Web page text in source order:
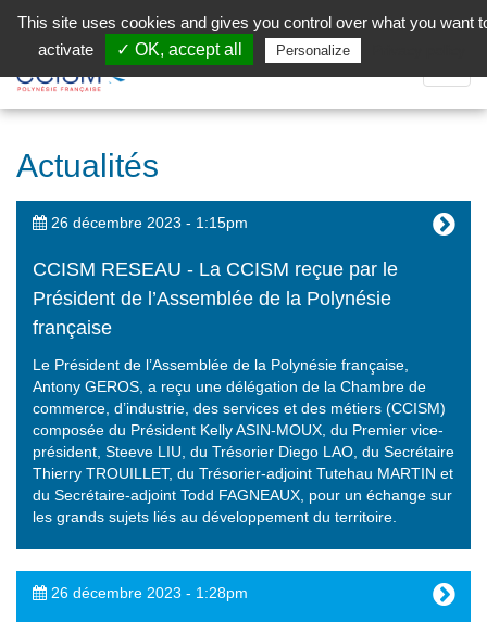
Facebook (Customer Chat) is disabled.
la
Actualités
26 décembre 2023 - 1:15pm
CCISM RESEAU - La CCISM reçue par le
Président de l’Assemblée de la Polynésie
française
Le Président de l’Assemblée de la Polynésie française,
Antony GEROS, a reçu une délégation de la Chambre de
commerce, d’industrie, des services et des métiers (CCISM)
composée du Président Kelly ASIN-MOUX, du Premier vice-
président, Steeve LIU, du Trésorier Diego LAO, du Secrétaire
Thierry TROUILLET, du Trésorier-adjoint Tutehau MARTIN et
du Secrétaire-adjoint Todd FAGNEAUX, pour un échange sur
les grands sujets liés au développement du territoire.
26 décembre 2023 - 1:28pm
This site uses cookies and gives you control over what you want
activate
✓ OK, accept all Personalize